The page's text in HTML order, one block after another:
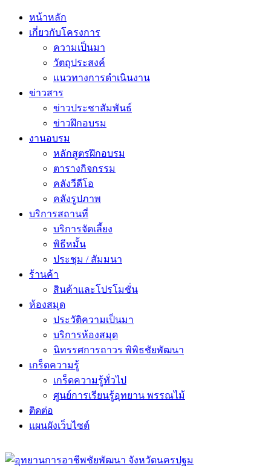
หน้าหลัก
เกี่ยวกับโครงการ
ความเป็นมา
วัตถุประสงค์
แนวทางการดำเนินงาน
ข่าวสาร
ข่าวประชาสัมพันธ์
ข่าวฝึกอบรม
งานอบรม
หลักสูตรฝึกอบรม
ตารางกิจกรรม
คลังวีดีโอ
คลังรูปภาพ
บริการสถานที่
บริการจัดเลี้ยง
พิธีหมั้น
ประชุม / สัมมนา
ร้านค้า
สินค้าและโปรโมชั่น
ห้องสมุด
ประวัติความเป็นมา
บริการห้องสมุด
นิทรรศการถาวร พิพิธชัยพัฒนา
เกร็ดความรู้
เกร็ดความรู้ทั่วไป
ศูนย์การเรียนรู้อุทยาน พรรณไม้
ติดต่อ
แผนผังเว็บไซต์